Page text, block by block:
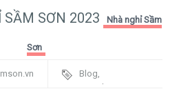
SƠN
SẦM SƠN 2023 Nhà nghỉ Sầm
Sơn
Blog
Framework